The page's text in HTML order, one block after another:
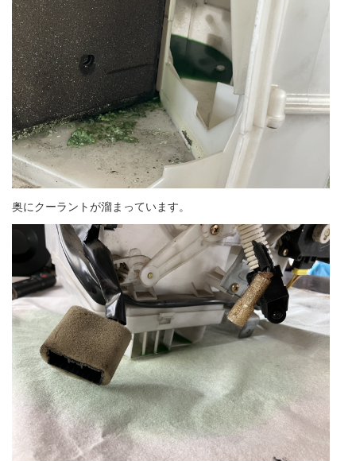
奥にクーラントが溜まっています。